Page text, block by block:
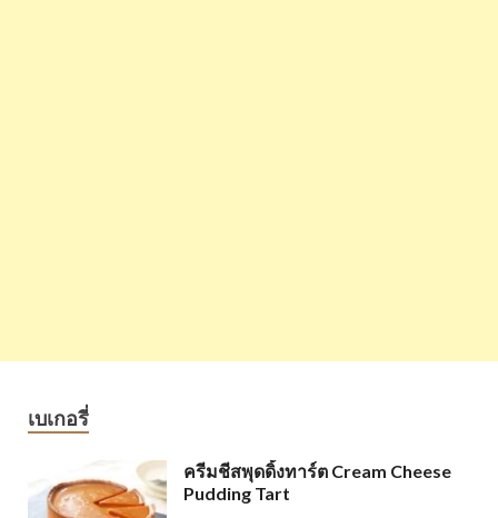
เบเกอรี่
ครีมชีสพุดดิ้งทาร์ต Cream Cheese
Pudding Tart